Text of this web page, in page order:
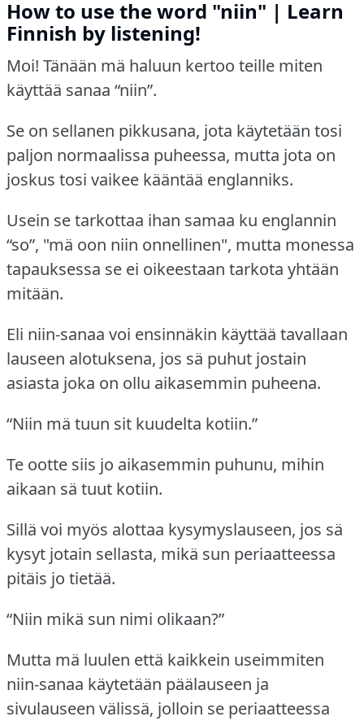
How to use the word "niin" | Learn
Finnish by listening!
Moi! Tänään mä haluun kertoo teille miten
käyttää sanaa “niin”.
Se on sellanen pikkusana, jota käytetään tosi
paljon normaalissa puheessa, mutta jota on
joskus tosi vaikee kääntää englanniks.
Usein se tarkottaa ihan samaa ku englannin
“so”, "mä oon niin onnellinen", mutta monessa
tapauksessa se ei oikeestaan tarkota yhtään
mitään.
Eli niin-sanaa voi ensinnäkin käyttää tavallaan
lauseen alotuksena, jos sä puhut jostain
asiasta joka on ollu aikasemmin puheena.
“Niin mä tuun sit kuudelta kotiin.”
Te ootte siis jo aikasemmin puhunu, mihin
aikaan sä tuut kotiin.
Sillä voi myös alottaa kysymyslauseen, jos sä
kysyt jotain sellasta, mikä sun periaatteessa
pitäis jo tietää.
“Niin mikä sun nimi olikaan?”
Mutta mä luulen että kaikkein useimmiten
niin-sanaa käytetään päälauseen ja
sivulauseen välissä, jolloin se periaatteessa